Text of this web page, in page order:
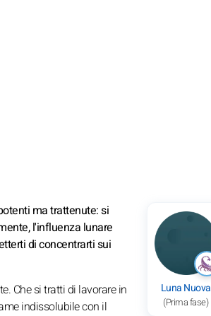
Luna Nuova
(Prima fase)
ma trattenute: si
l'influenza lunare
di concentrarti sui
Che si tratti di lavorare in
indissolubile con il